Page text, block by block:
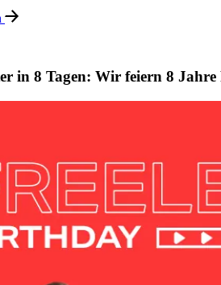
in 8 Tagen: Wir feiern 8 Jahre